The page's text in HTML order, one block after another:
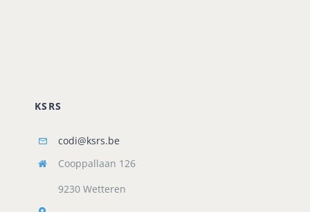
KSRS
codi@ksrs.be
Cooppallaan 126
9230 Wetteren